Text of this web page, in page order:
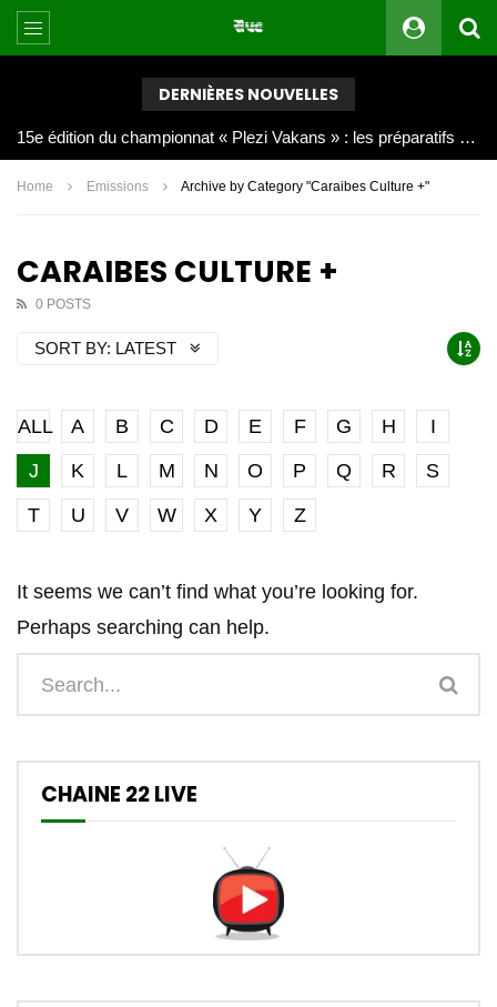
DERNIÈRES NOUVELLES
Joy Clerf Derisier, sur les traces de son père : évangéliser par la musique
Home Emissions Archive by Category "Caraibes Culture +"
CARAIBES CULTURE +
0 POSTS
SORT BY: LATEST
ALL A B C D E F G H
I
J
K L M N O P Q R
S
T
U V W X Y Z
It seems we can’t find what you’re looking for.
Perhaps searching can help.
CHAINE 22 LIVE